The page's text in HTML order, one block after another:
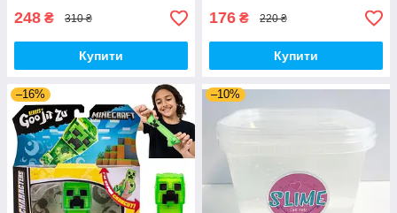
248 ₴ 310 ₴
Купити
176 ₴ 220 ₴
Купити
–16% –10%